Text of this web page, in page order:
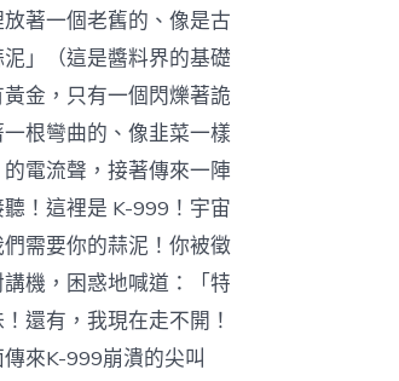
著一個老舊的、像是古
」（這是醬料界的基礎
金，只有一個閃爍著詭
根彎曲的、像韭菜一樣
電流聲，接著傳來一陣
！這裡是 K-999！宇宙
需要你的蒜泥！你被徵
機，困惑地喊道：「特
還有，我現在走不開！
來K-999崩潰的尖叫